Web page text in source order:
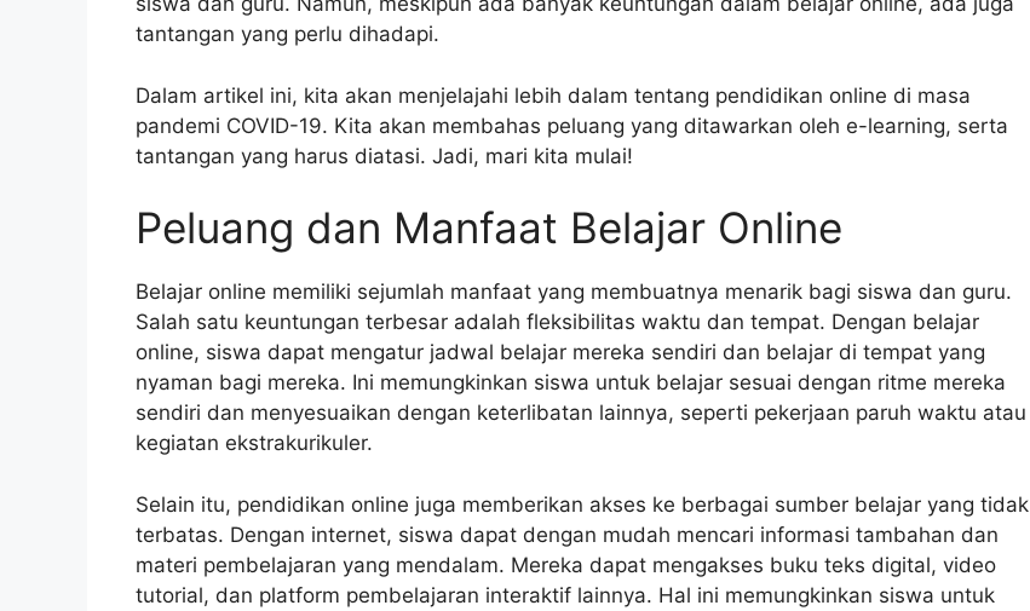
tantangan yang perlu dihadapi.
Dalam artikel ini, kita akan menjelajahi lebih dalam tentang pendidikan online di masa
pandemi COVID-19. Kita akan membahas peluang yang ditawarkan oleh e-learning, serta
tantangan yang harus diatasi. Jadi, mari kita mulai!
Peluang dan Manfaat Belajar Online
Belajar online memiliki sejumlah manfaat yang membuatnya menarik bagi siswa dan guru.
Salah satu keuntungan terbesar adalah fleksibilitas waktu dan tempat. Dengan belajar
online, siswa dapat mengatur jadwal belajar mereka sendiri dan belajar di tempat yang
nyaman bagi mereka. Ini memungkinkan siswa untuk belajar sesuai dengan ritme mereka
sendiri dan menyesuaikan dengan keterlibatan lainnya, seperti pekerjaan paruh waktu atau
kegiatan ekstrakurikuler.
Selain itu, pendidikan online juga memberikan akses ke berbagai sumber belajar yang tidak
terbatas. Dengan internet, siswa dapat dengan mudah mencari informasi tambahan dan
materi pembelajaran yang mendalam. Mereka dapat mengakses buku teks digital, video
tutorial, dan platform pembelajaran interaktif lainnya. Hal ini memungkinkan siswa untuk